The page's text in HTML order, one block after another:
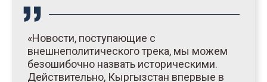
«Новости, поступающие с
внешнеполитического трека, мы можем
безошибочно назвать историческими.
Действительно, Кыргызстан впервые в